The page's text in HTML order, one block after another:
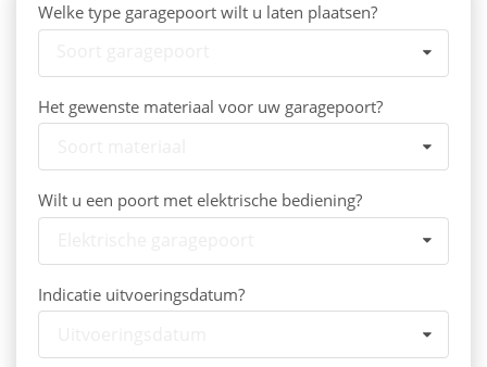
Welke type garagepoort wilt u laten plaatsen?
Het gewenste materiaal voor uw garagepoort?
Wilt u een poort met elektrische bediening?
Indicatie uitvoeringsdatum?